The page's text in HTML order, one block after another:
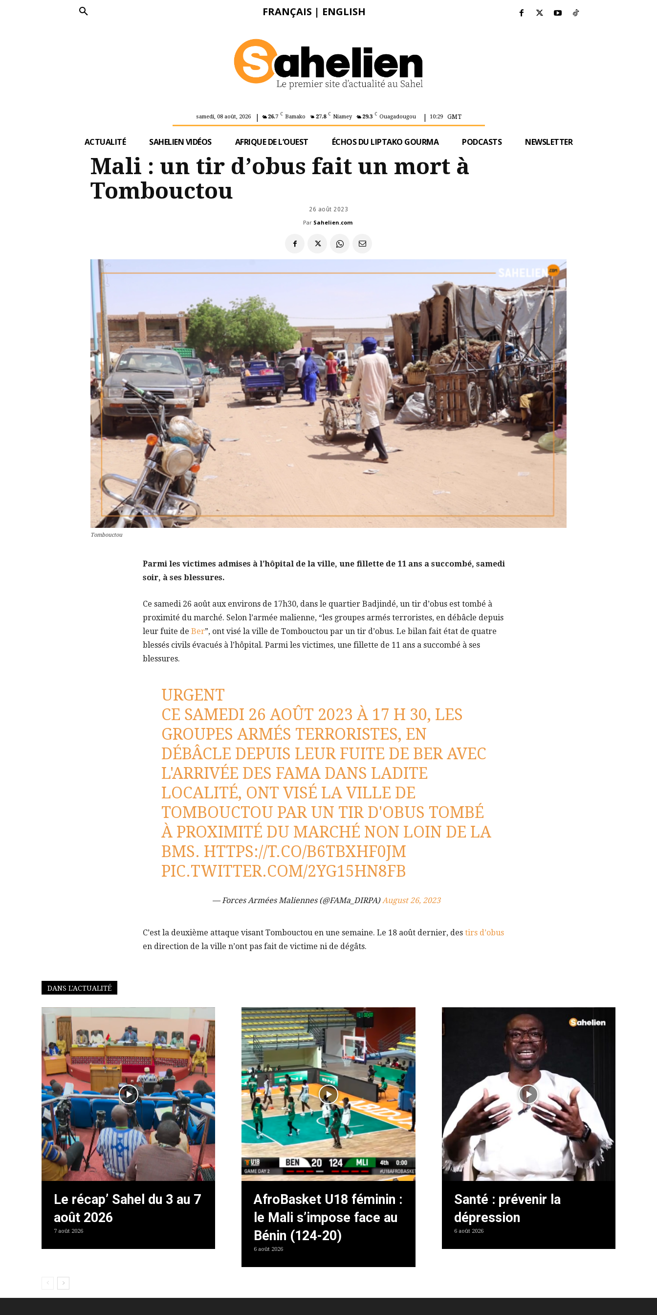
FRANÇAIS | ENGLISH
samedi, 08 août, 2026 | 26.7 C Bamako 27.8 C Niamey 29.3 C Ouagadougou | 10:29 GMT
ACTUALITÉ SAHELIEN VIDÉOS AFRIQUE DE L’OUEST ÉCHOS DU LIPTAKO GOURMA PODCASTS NEWSLETTER
Mali : un tir d’obus fait un mort à
Tombouctou
26 août 2023
Par Sahelien.com
Tombouctou
Parmi les victimes admises à l’hôpital de la ville, une fillette de 11 ans a succombé, samedi
soir, à ses blessures.
Ce samedi 26 août aux environs de 17h30, dans le quartier Badjindé, un tir d’obus est tombé à
proximité du marché. Selon l’armée malienne, “les groupes armés terroristes, en débâcle depuis
leur fuite de Ber”, ont visé la ville de Tombouctou par un tir d’obus. Le bilan fait état de quatre
blessés civils évacués à l’hôpital. Parmi les victimes, une fillette de 11 ans a succombé à ses
blessures.
URGENT
CE SAMEDI 26 AOÛT 2023 À 17 H 30, LES
GROUPES ARMÉS TERRORISTES, EN
DÉBÂCLE DEPUIS LEUR FUITE DE BER AVEC
L'ARRIVÉE DES FAMA DANS LADITE
LOCALITÉ, ONT VISÉ LA VILLE DE
TOMBOUCTOU PAR UN TIR D'OBUS TOMBÉ
À PROXIMITÉ DU MARCHÉ NON LOIN DE LA
BMS. HTTPS://T.CO/B6TBXHF0JM
PIC.TWITTER.COM/2YG15HN8FB
— Forces Armées Maliennes (@FAMa_DIRPA)August 26, 2023
C’est la deuxième attaque visant Tombouctou en une semaine. Le 18 août dernier, des tirs d’obus
en direction de la ville n’ont pas fait de victime ni de dégâts.
DANS L'ACTUALITÉ
Le récap’ Sahel du 3 au 7
août 2026
7 août 2026
AfroBasket U18 féminin :
le Mali s’impose face au
Bénin (124-20)
6 août 2026
Santé : prévenir la
dépression
6 août 2026